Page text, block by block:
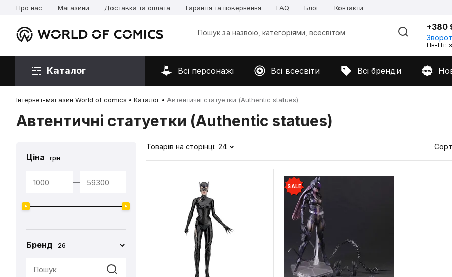
Про нас Магазини Доставка та оплата Гарантія та повернення FAQ Блог Контакти
+380
Пн-Пт:
Каталог Всі персонажі Всі всесвіти Всі бренди
Інтернет-магазин World of comics Каталог Автентичні статуетки (Authentic statues)
Автентичні статуетки (Authentic statues)
Ціна грн
—
Бренд 26
Товарів на сторінці: 24
SALE